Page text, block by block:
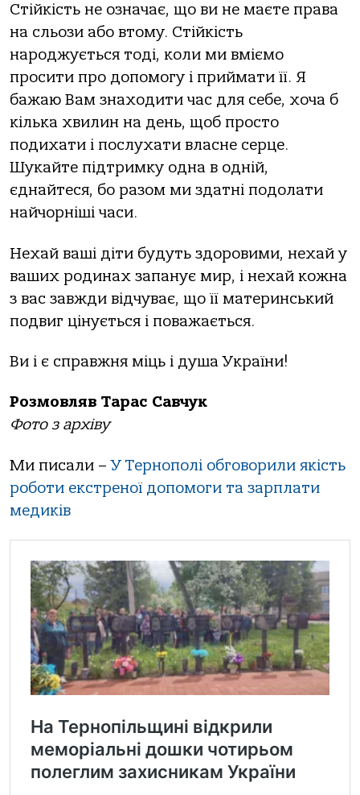
Стійкість не означає, що ви не маєте права
на сльози або втому. Стійкість
народжується тоді, коли ми вміємо
просити про допомогу і приймати її. Я
бажаю Вам знаходити час для себе, хоча б
кілька хвилин на день, щоб просто
подихати і послухати власне серце.
Шукайте підтримку одна в одній,
єднайтеся, бо разом ми здатні подолати
найчорніші часи.
Нехай ваші діти будуть здоровими, нехай у
ваших родинах запанує мир, і нехай кожна
з вас завжди відчуває, що її материнський
подвиг цінується і поважається.
Ви і є справжня міць і душа України!
Розмовляв Тарас Савчук
Фото з архіву
Ми писали –У Тернополі обговорили якість
роботи екстреної допомоги та зарплати
медиків